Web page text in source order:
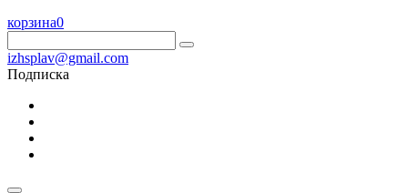
корзина0
izhsplav@gmail.com
Подписка